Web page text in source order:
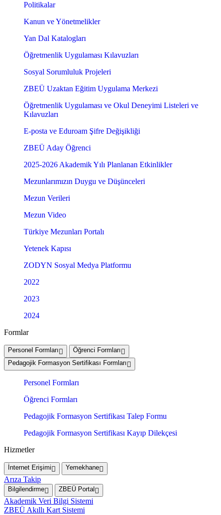
Politikalar
Kanun ve Yönetmelikler
Yan Dal Katalogları
Öğretmenlik Uygulaması Kılavuzları
Sosyal Sorumluluk Projeleri
ZBEÜ Uzaktan Eğitim Uygulama Merkezi
Öğretmenlik Uygulaması ve Okul Deneyimi Listeleri ve
Kılavuzları
E-posta ve Eduroam Şifre Değişikliği
ZBEÜ Aday Öğrenci
2025-2026 Akademik Yılı Planlanan Etkinlikler
Mezunlarımızın Duygu ve Düşünceleri
Mezun Verileri
Mezun Video
Türkiye Mezunları Portalı
Yetenek Kapısı
ZODYN Sosyal Medya Platformu
2022
2023
2024
Formlar
Personel Formları
Öğrenci Formları
Pedagojik Formasyon Sertifikası Formları
Personel Formları
Öğrenci Formları
Pedagojik Formasyon Sertifikası Talep Formu
Pedagojik Formasyon Sertifikası Kayıp Dilekçesi
Hizmetler
İnternet Erişimi Yemekhane
Arıza Takip
Bilgilendirme ZBEÜ Portal
Akademik Veri Bilgi Sistemi
ZBEÜ Akıllı Kart Sistemi